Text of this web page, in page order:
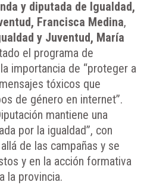
y diputada de Igualdad,
Francisca Medina,
y Juventud, María
el programa de
importancia de “proteger a
tóxicos que
de género en internet”.
mantiene una
por la igualdad”, con
de las campañas y se
y en la acción formativa
la provincia.